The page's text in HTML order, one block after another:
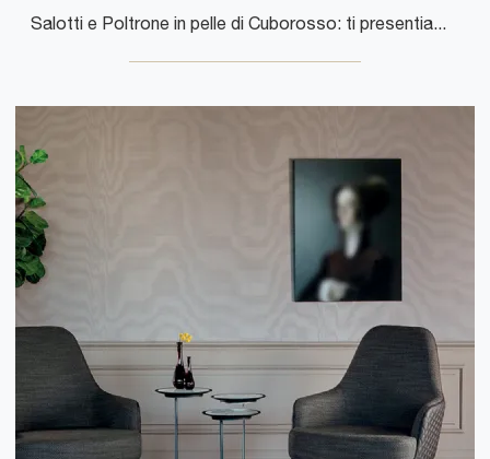
Salotti e Poltrone in pelle di Cuborosso: ti presentiamo il modello Tom in pelle per completare i tuoi spazi.